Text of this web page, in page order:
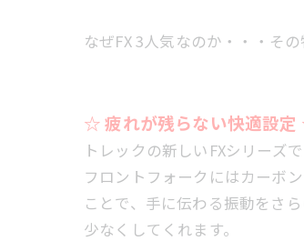
なぜFX 3人気なのか・・・そ
☆ 疲れが残らない快適設
トレックの新しいFXシリーズ
フロントフォークにはカーボ
ことで、手に伝わる振動をさ
少なくしてくれます。